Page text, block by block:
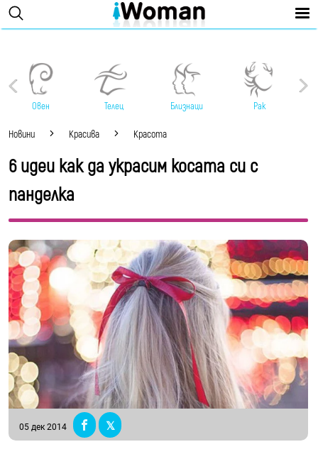
Овен Телец Близнаци Рак
Новини Красива Красота
6 идеи как да украсим косата си с
панделка
05 дек 2014